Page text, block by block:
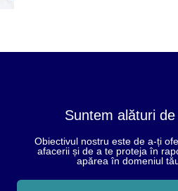
Suntem alături
Obiectivul nostru este de a-ți
afacerii și de a te proteja în
apărea în domeniul